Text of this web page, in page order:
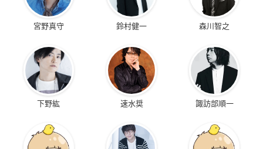
宮野真守 鈴村健一 森川智之
下野紘 速水奨 諏訪部順一